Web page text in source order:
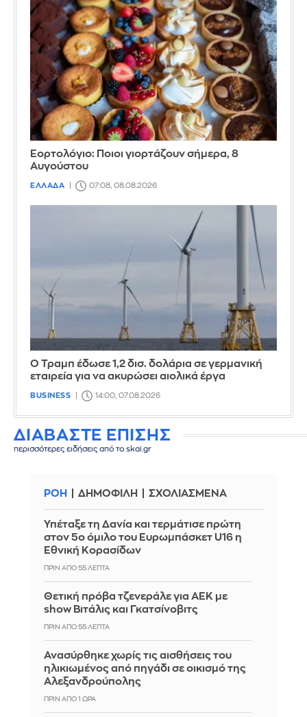
Εορτολόγιο: Ποιοι γιορτάζουν σήμερα, 8
Αυγούστου
ΕΛΛΑΔΑ 07:08, 08.08.2026
Ο Τραμπ έδωσε 1,2 δισ. δολάρια σε γερμανική
εταιρεία για να ακυρώσει αιολικά έργα
BUSINESS 14:00, 07.08.2026
ΔΙΑΒΑΣΤΕ ΕΠΙΣΗΣ
περισσότερες ειδήσεις από το skai.gr
ΡΟΗ ΔΗΜΟΦΙΛΗ ΣΧΟΛΙΑΣΜΕΝΑ
Υπέταξε τη Δανία και τερμάτισε πρώτη
στον 5ο όμιλο του Ευρωμπάσκετ U16 η
Εθνική Κορασίδων
ΠΡΙΝ ΑΠΌ 55 ΛΕΠΤΆ
Θετική πρόβα τζενεράλε για ΑΕΚ με
show Βιτάλις και Γκατσίνοβιτς
ΠΡΙΝ ΑΠΌ 55 ΛΕΠΤΆ
Ανασύρθηκε χωρίς τις αισθήσεις του
ηλικιωμένος από πηγάδι σε οικισμό της
Αλεξανδρούπολης
ΠΡΙΝ ΑΠΌ 1 ΏΡΑ